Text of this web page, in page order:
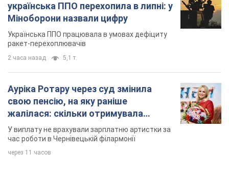
українська ППО перехопила в липні: у
Міноборони назвали цифру
Українська ППО працювала в умовах дефіциту
ракет-перехоплювачів
2 часа назад 5,1 т.
Ауріка Ротару через суд змінила
свою пенсію, на яку раніше
жалілася: скільки отримувала
співачка
У виплату не врахували зарплатню артистки за
час роботи в Чернівецькій філармонії
через 11 часов